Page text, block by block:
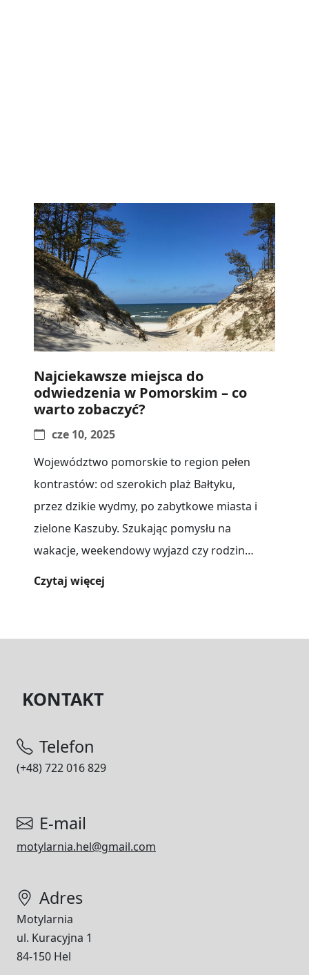
Najciekawsze miejsca do
odwiedzenia w Pomorskim – co
warto zobaczyć?
cze 10, 2025
Województwo pomorskie to region pełen
kontrastów: od szerokich plaż Bałtyku,
przez dzikie wydmy, po zabytkowe miasta i
zielone Kaszuby. Szukając pomysłu na
wakacje, weekendowy wyjazd czy rodzinny
Czytaj więcej
KONTAKT
Telefon
(+48) 722 016 829
E-mail
motylarnia.hel@gmail.com
Adres
Motylarnia
ul. Kuracyjna 1
84-150 Hel